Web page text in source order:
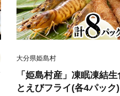
大分県姫島村
「姫島村産」凍眠凍結
とえびフライ(各4パック